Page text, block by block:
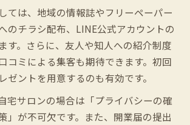
ては、地域の情報誌やフリーペーパー
のチラシ配布、LINE公式アカウントの
す。さらに、友人や知人への紹介制度
コミによる集客も期待できます。初回
ゼントを用意するのも有効です。
宅サロンの場合は「プライバシーの確
」が不可欠です。また、開業届の提出